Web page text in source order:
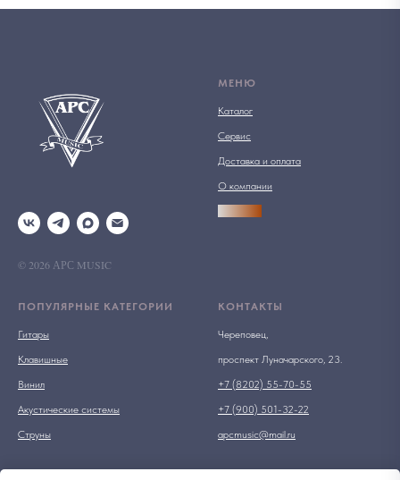
© 2026 АРС MUSIC
МЕНЮ
Каталог
Сервис
Доставка и оплата
О компании
ПОПУЛЯРНЫЕ КАТЕГОРИИ
Гитары
Клавишные
Винил
Акустические системы
Струны
КОНТАКТЫ
Череповец,
проспект Луначарского, 23.
+7 (8202) 55-70-55
+7 (900) 501-32-22
apcmusic@mail.ru